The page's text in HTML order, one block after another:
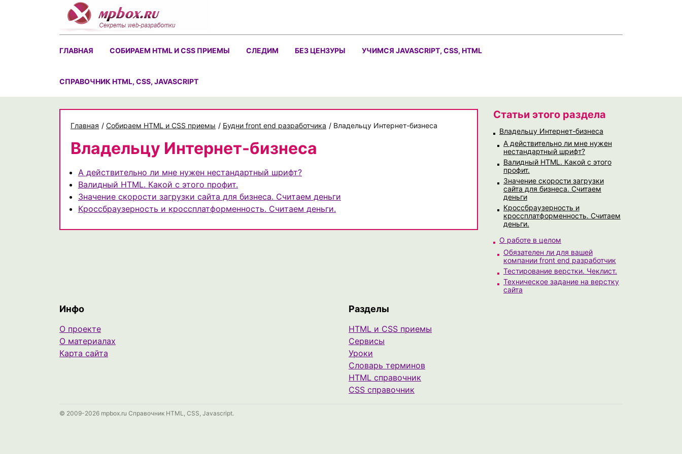
ГЛАВНАЯ СОБИРАЕМ HTML И CSS ПРИЕМЫ СЛЕДИМ БЕЗ ЦЕНЗУРЫ УЧИМСЯ JAVASCRIPT, CSS, HTML
CПРАВОЧНИК HTML, CSS, JAVASCRIPT
Главная / Собираем HTML и CSS приемы / Будни front end разработчика / Владельцу Интернет-бизнеса
Владельцу Интернет-бизнеса
А действительно ли мне нужен нестандартный шрифт?
Валидный HTML. Какой с этого профит.
Значение скорости загрузки сайта для бизнеса. Считаем деньги
Кроссбраузерность и кроссплатформенность. Считаем деньги.
Статьи этого раздела
Владельцу Интернет-бизнеса
А действительно ли мне нужен
нестандартный шрифт?
Валидный HTML. Какой с этого
профит.
Значение скорости загрузки
сайта для бизнеса. Считаем
деньги
Кроссбраузерность и
кроссплатформенность. Считаем
деньги.
О работе в целом
Обязателен ли для вашей
компании front end разработчик
Тестирование верстки. Чеклист.
Техническое задание на верстку
сайта
Инфо
О проекте
О материалах
Карта сайта
Разделы
HTML и CSS приемы
Сервисы
Уроки
Cловарь терминов
HTML справочник
CSS справочник
© 2009-2026 mpbox.ru Справочник HTML, CSS, Javascript.